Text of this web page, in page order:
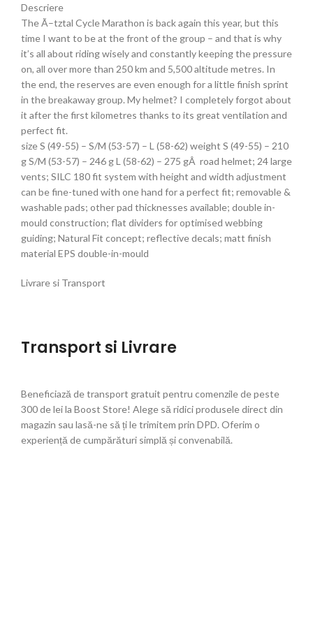
Descriere
The Ã–tztal Cycle Marathon is back again this year, but this
time I want to be at the front of the group – and that is why
it’s all about riding wisely and constantly keeping the pressure
on, all over more than 250 km and 5,500 altitude metres. In
the end, the reserves are even enough for a little finish sprint
in the breakaway group. My helmet? I completely forgot about
it after the first kilometres thanks to its great ventilation and
perfect fit.
size S (49-55) – S/M (53-57) – L (58-62) weight S (49-55) – 210
g S/M (53-57) – 246 g L (58-62) – 275 gÂ road helmet; 24 large
vents; SILC 180 fit system with height and width adjustment
can be fine-tuned with one hand for a perfect fit; removable &
washable pads; other pad thicknesses available; double in-
mould construction; flat dividers for optimised webbing
guiding; Natural Fit concept; reflective decals; matt finish
material EPS double-in-mould
Livrare si Transport
Transport si Livrare
Beneficiază de transport gratuit pentru comenzile de peste
300 de lei la Boost Store! Alege să ridici produsele direct din
magazin sau lasă-ne să ți le trimitem prin DPD. Oferim o
experiență de cumpărături simplă și convenabilă.